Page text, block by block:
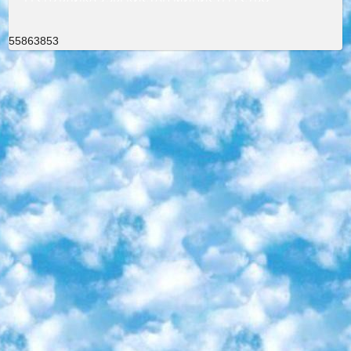
55863853